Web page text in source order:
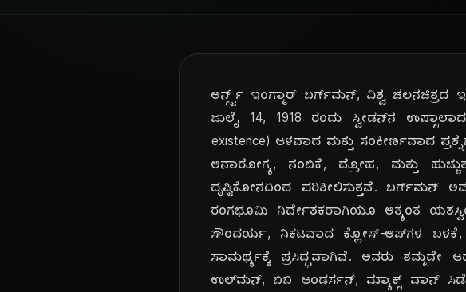
ಅರ್ನ್ಸ್ಟ್ ಇಂಗ್ಮಾರ್ ಬರ್ಗ್‌ಮನ್, ವಿಶ್ವ ಚಲನಚಿತ್ರದ
ಜುಲೈ 14, 1918 ರಂದು ಸ್ವೀಡನ್‌ನ
existence) ಆಳವಾದ ಮತ್ತು ಸಂಕೀರ್ಣವಾದ
ಅನಾರೋಗ್ಯ, ನಂಬಿಕೆ, ದ್ರೋಹ, ಮತ್ತು
ದೃಷ್ಟಿಕೋನದಿಂದ ಪರಿಶೀಲಿಸುತ್ತವೆ. ಬರ್ಗ್‌ಮನ್
ರಂಗಭೂಮಿ ನಿರ್ದೇಶಕರಾಗಿಯೂ ಅತ್ಯಂತ
ಸೌಂದರ್ಯ, ನಿಕಟವಾದ ಕ್ಲೋಸ್-ಅಪ್‌ಗಳ ಬಳಕೆ,
ಸಾಮರ್ಥ್ಯಕ್ಕೆ ಪ್ರಸಿದ್ಧವಾಗಿವೆ. ಅವರು ತಮ್ಮದೇ
ಉಲ್‌ಮನ್, ಬಿಬಿ ಆಂಡರ್ಸನ್, ಮ್ಯಾಕ್ಸ್ ವಾನ್ ಸಿಡೋ,